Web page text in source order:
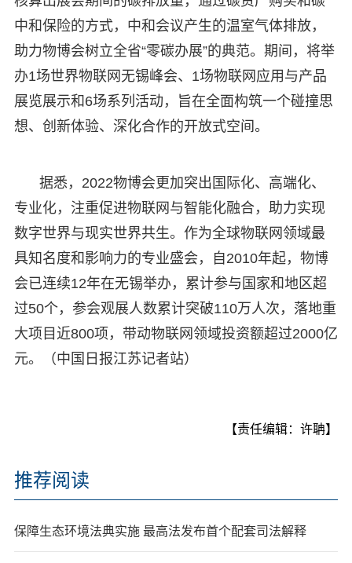
中和保险的方式，中和会议产生的温室气体排放，
助力物博会树立全省“零碳办展”的典范。期间，将举
办1场世界物联网无锡峰会、1场物联网应用与产品
展览展示和6场系列活动，旨在全面构筑一个碰撞思
想、创新体验、深化合作的开放式空间。
据悉，2022物博会更加突出国际化、高端化、
专业化，注重促进物联网与智能化融合，助力实现
数字世界与现实世界共生。作为全球物联网领域最
具知名度和影响力的专业盛会，自2010年起，物博
会已连续12年在无锡举办，累计参与国家和地区超
过50个，参会观展人数累计突破110万人次，落地重
大项目近800项，带动物联网领域投资额超过2000亿
元。（中国日报江苏记者站）
【责任编辑：许聃】
推荐阅读
保障生态环境法典实施 最高法发布首个配套司法解释